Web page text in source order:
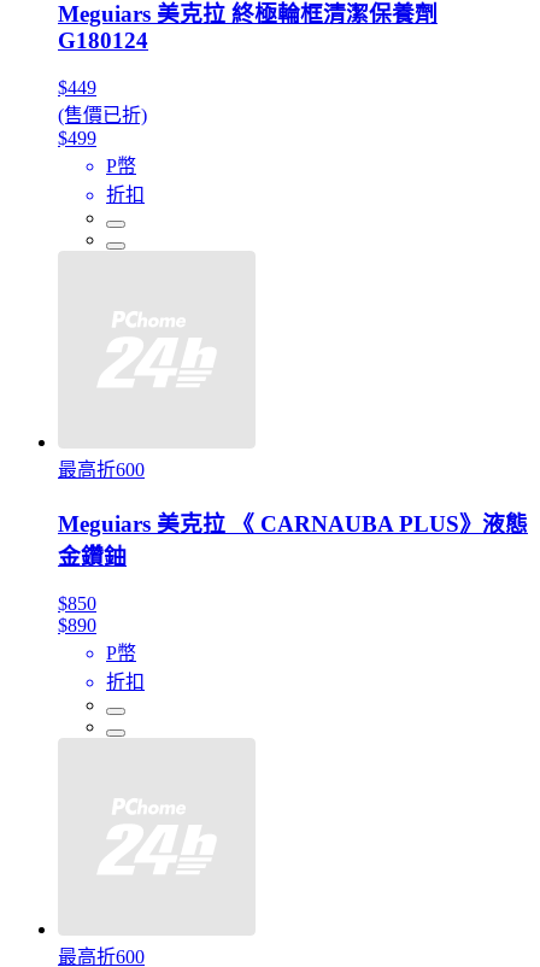
Meguiars 美克拉 終極輪框清潔保養劑
G180124
$449
(售價已折)
$499
P幣
折扣
最高折600
Meguiars 美克拉 《 CARNAUBA PLUS》液態
金鑽鈾
$850
$890
P幣
折扣
最高折600